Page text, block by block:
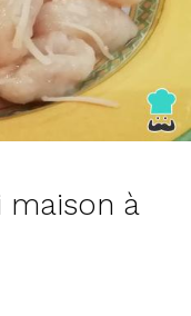
maison à